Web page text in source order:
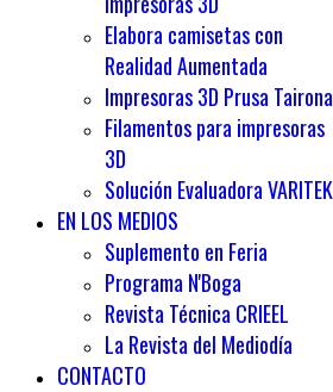
Elabora camisetas con
Realidad Aumentada
Impresoras 3D Prusa Tairona
Filamentos para impresoras
3D
Solución Evaluadora VARITEK
EN LOS MEDIOS
Suplemento en Feria
Programa N'Boga
Revista Técnica CRIEEL
La Revista del Mediodía
CONTACTO